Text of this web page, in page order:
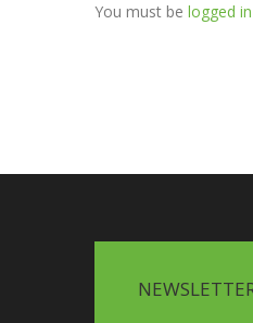
You must be logged in